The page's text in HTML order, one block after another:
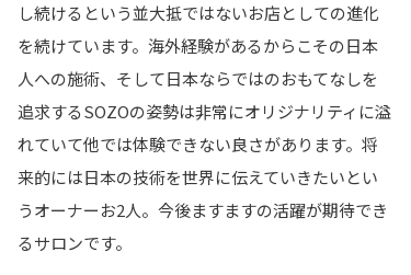
し続けるという並大抵ではないお店としての進化
を続けています。海外経験があるからこその日本
人への施術、そして日本ならではのおもてなしを
追求するSOZOの姿勢は非常にオリジナリティに溢
れていて他では体験できない良さがあります。将
来的には日本の技術を世界に伝えていきたいとい
うオーナーお2人。今後ますますの活躍が期待でき
るサロンです。